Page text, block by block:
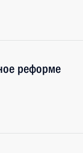
реформе